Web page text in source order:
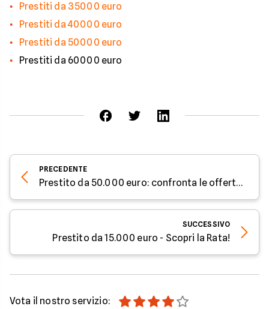
Prestiti da 35000 euro
Prestiti da 40000 euro
Prestiti da 50000 euro
Prestiti da 60000 euro
PRECEDENTE
Prestito da 50.000 euro: confronta le offerte di 13 finanziarie
SUCCESSIVO
Prestito da 15.000 euro - Scopri la Rata!
Vota il nostro servizio: